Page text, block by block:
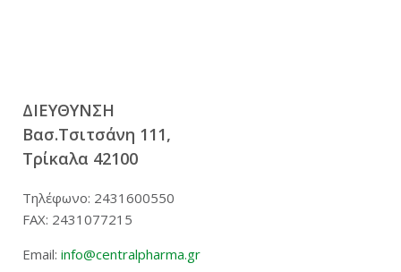
Είσοδος Πελατών
ΔΙΕΥΘΥΝΣΗ
Βασ.Τσιτσάνη 111,
Τρίκαλα 42100
Τηλέφωνο: 2431600550
FAX: 2431077215
Email: info@centralpharma.gr